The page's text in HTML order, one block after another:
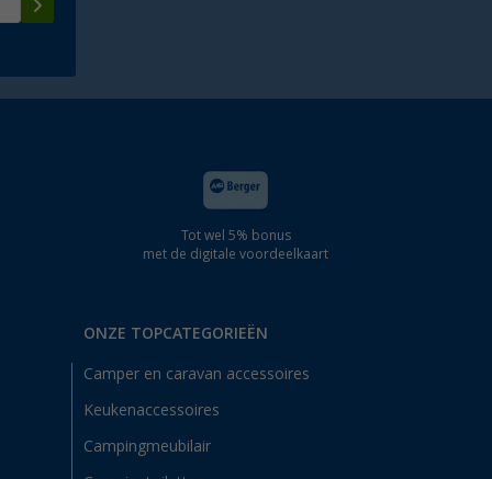
Tot wel 5% bonus
met de digitale voordeelkaart
ONZE TOPCATEGORIEËN
Camper en caravan accessoires
Keukenaccessoires
Campingmeubilair